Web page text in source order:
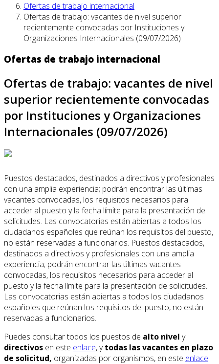
Ofertas de trabajo internacional
Ofertas de trabajo: vacantes de nivel superior
recientemente convocadas por Instituciones y
Organizaciones Internacionales (09/07/2026)
Ofertas de trabajo internacional
Ofertas de trabajo: vacantes de nivel
superior recientemente convocadas
por Instituciones y Organizaciones
Internacionales (09/07/2026)
Puestos destacados, destinados a directivos y profesionales
con una amplia experiencia; podrán encontrar las últimas
vacantes convocadas, los requisitos necesarios para
acceder al puesto y la fecha límite para la presentación de
solicitudes. Las convocatorias están abiertas a todos los
ciudadanos españoles que reúnan los requisitos del puesto,
no están reservadas a funcionarios. Puestos destacados,
destinados a directivos y profesionales con una amplia
experiencia; podrán encontrar las últimas vacantes
convocadas, los requisitos necesarios para acceder al
puesto y la fecha límite para la presentación de solicitudes.
Las convocatorias están abiertas a todos los ciudadanos
españoles que reúnan los requisitos del puesto, no están
reservadas a funcionarios.
Puedes consultar todos los puestos de alto nivel y
directivos en este enlace, ytodas las vacantes en plazo
de solicitud, organizadas por organismos, en este enlace.